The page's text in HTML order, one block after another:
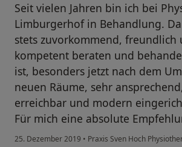
Seit vielen Jahren bin ich bei
Limburgerhof in Behandlung.
stets zuvorkommend, freundlich
kompetent beraten und
ist, besonders jetzt nach dem
neuen Räume, sehr
erreichbar und modern
Für mich eine absolute
25. Dezember 2019 • Praxis Sven Hoch